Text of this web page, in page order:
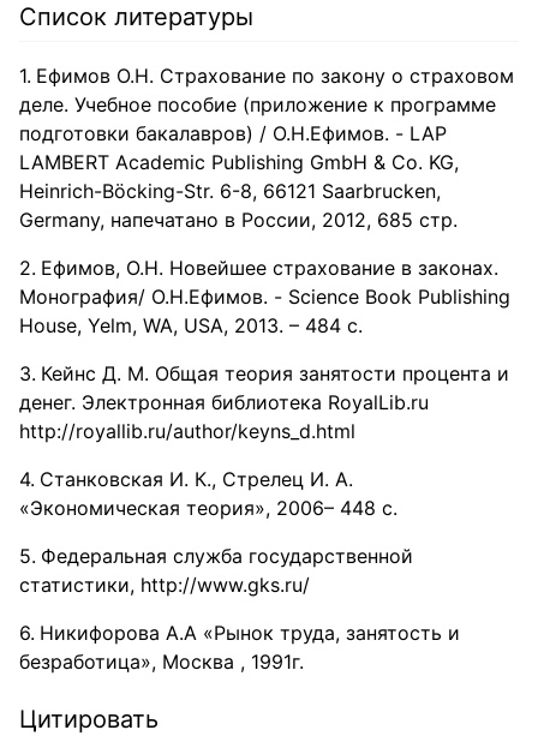
Список литературы
Ефимов О.Н. Страхование по закону о страховом
деле. Учебное пособие (приложение к программе
подготовки бакалавров) / О.Н.Ефимов. - LAP
LAMBERT Academic Publishing GmbH & Co. KG,
Heinrich-Böcking-Str. 6-8, 66121 Saarbrucken,
Germany, напечатано в России, 2012, 685 стр.
Ефимов, О.Н. Новейшее страхование в законах.
Монография/ О.Н.Ефимов. - Science Book Publishing
House, Yelm, WA, USA, 2013. – 484 с.
Кейнс Д. М. Общая теория занятости процента и
денег. Электронная библиотека RoyalLib.ru
http://royallib.ru/author/keyns_d.html
Станковская И. К., Стрелец И. А.
«Экономическая теория», 2006– 448 с.
Федеральная служба государственной
статистики, http://www.gks.ru/
Никифорова А.А «Рынок труда, занятость и
безработица», Москва , 1991г.
Цитировать